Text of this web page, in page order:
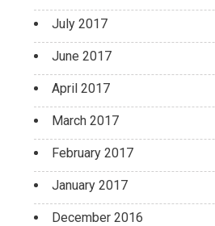
July 2017
June 2017
April 2017
March 2017
February 2017
January 2017
December 2016